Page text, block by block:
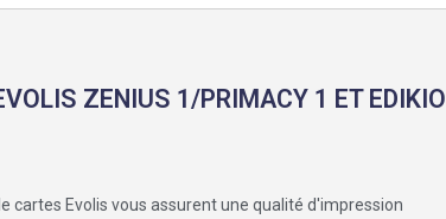
ZENIUS 1/PRIMACY 1 ET EDIKIO
cartes Evolis vous assurent une qualité d'impression